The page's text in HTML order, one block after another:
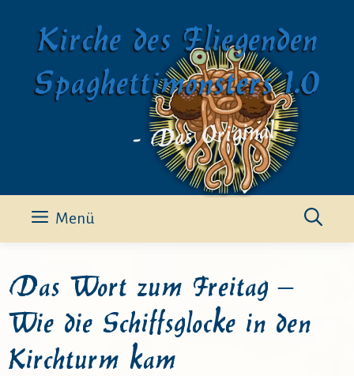
springenKirche des Fliegenden
Spaghettimonsters 1.0
- Das Original -
Menü
Das Wort zum Freitag –
Wie die Schiffsglocke in den
Kirchturm kam